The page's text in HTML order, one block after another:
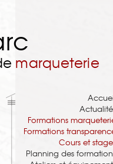
marqueterie
Formations
Formations
Cours et
Planning des